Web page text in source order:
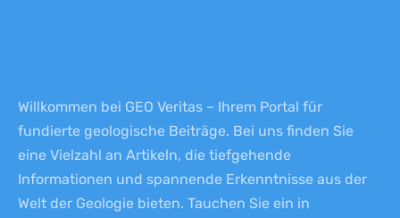
Willkommen bei GEO Veritas – Ihrem Portal für
fundierte geologische Beiträge. Bei uns finden Sie
eine Vielzahl an Artikeln, die tiefgehende
Informationen und spannende Erkenntnisse aus der
Welt der Geologie bieten. Tauchen Sie ein in